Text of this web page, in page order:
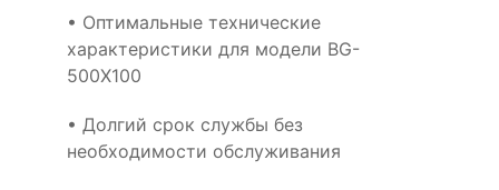
• Оптимальные технические
характеристики для модели BG-
500X100
• Долгий срок службы без
необходимости обслуживания